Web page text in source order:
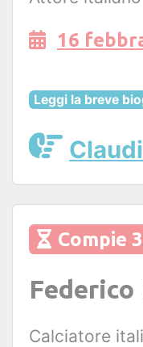
16
Leggi la breve
Compie
Federico
Calciatore